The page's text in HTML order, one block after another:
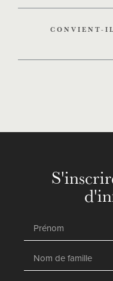
CONVIENT-